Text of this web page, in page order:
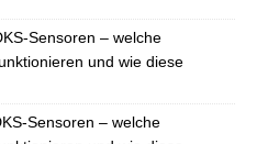
Sensoren – welche
und wie diese
Sensoren – welche